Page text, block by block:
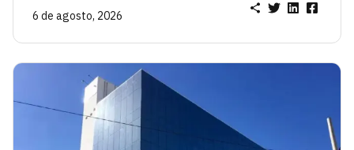
6 de agosto, 2026